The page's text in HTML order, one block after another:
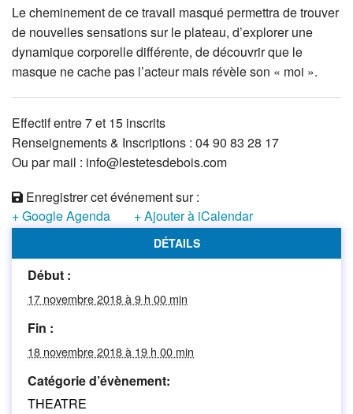
Le cheminement de ce travail masqué permettra de trouver
de nouvelles sensations sur le plateau, d’explorer une
dynamique corporelle différente, de découvrir que le
masque ne cache pas l’acteur mais révèle son « moi ».
Effectif entre 7 et 15 inscrits
Renseignements & Inscriptions : 04 90 83 28 17
Ou par mail : info@lestetesdebois.com
Enregistrer cet événement sur :
+ Google Agenda
+ Ajouter à iCalendar
DÉTAILS
Début :
17 novembre 2018 à 9 h 00 min
Fin :
18 novembre 2018 à 19 h 00 min
Catégorie d’évènement:
THEATRE